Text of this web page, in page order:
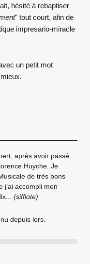
hésité à rebaptiser
" tout court, afin de
impresario-miracle
un petit mot
après avoir passé
Huyche. Je
de très bons
j’ai accompli mon
(sifflote)
depuis lors.